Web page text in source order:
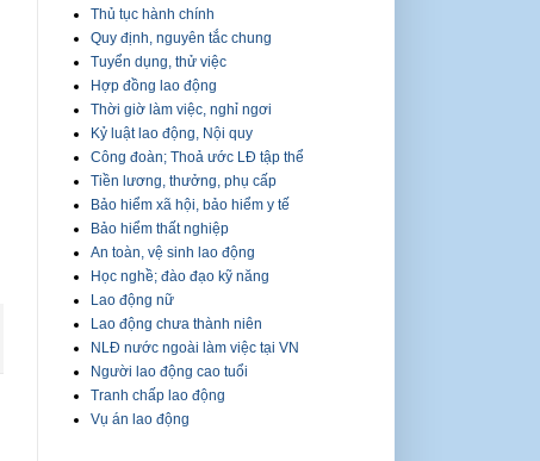
Thủ tục hành chính
Quy định, nguyên tắc chung
Tuyển dụng, thử việc
Hợp đồng lao động
Thời giờ làm việc, nghỉ ngơi
Kỷ luật lao động, Nội quy
Công đoàn; Thoả ước LĐ tập thể
Tiền lương, thưởng, phụ cấp
Bảo hiểm xã hội, bảo hiểm y tế
Bảo hiểm thất nghiệp
An toàn, vệ sinh lao động
Học nghề; đào đạo kỹ năng
Lao động nữ
Lao động chưa thành niên
NLĐ nước ngoài làm việc tại VN
Người lao động cao tuổi
Tranh chấp lao động
Vụ án lao động